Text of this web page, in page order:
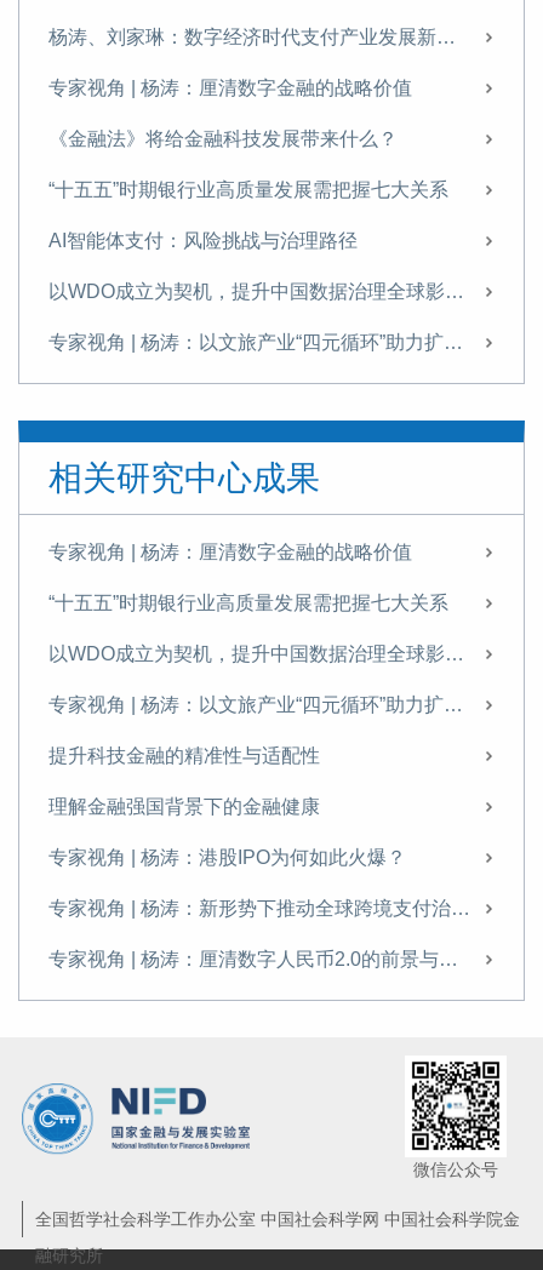
杨涛、刘家琳：数字经济时代支付产业发展新特征
专家视角 | 杨涛：厘清数字金融的战略价值
《金融法》将给金融科技发展带来什么？
“十五五”时期银行业高质量发展需把握七大关系
AI智能体支付：风险挑战与治理路径
以WDO成立为契机，提升中国数据治理全球影响力
专家视角 | 杨涛：以文旅产业“四元循环”助力扩内需
提升科技金融的精准性与适配性
理解金融强国背景下的金融健康
专家视角 | 杨涛：港股IPO为何如此火爆？
“十四五”科技金融发展成就回顾与展望
新形势下推动数字金融变革的重点分析
专访杨涛：金融“五篇大文章”不能“各写各的”
我国“十五五”期间数字金融政策、趋势与发展重点
如何持续大力做好金融“五篇大文章”
厘清大模型金融应用路径与治理重点
杨涛：着力推动科技金融的体制机制创新——解读《加快构建科技金融体制，有力支撑高水平科技自立自强的若干政策举措》
专家视角 | 杨涛：碳资产或成为人民币国际化的“新资产锚”
专家视角 | 杨涛：金融强国建设中的“深圳样本”
相关研究中心成果
专家视角 | 杨涛：厘清数字金融的战略价值
“十五五”时期银行业高质量发展需把握七大关系
以WDO成立为契机，提升中国数据治理全球影响力
专家视角 | 杨涛：以文旅产业“四元循环”助力扩内需
提升科技金融的精准性与适配性
理解金融强国背景下的金融健康
专家视角 | 杨涛：港股IPO为何如此火爆？
专家视角 | 杨涛：新形势下推动全球跨境支付治理的思考
专家视角 | 杨涛：厘清数字人民币2.0的前景与挑战
微信公众号
全国哲学社会科学工作办公室 中国社会科学网 中国社会科学院金
融研究所